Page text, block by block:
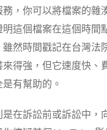
，你可以將檔案的雜
這個檔案在這個時間
然時間戳記在台灣法
得強，但它速度快、
有幫助的。
是在訴訟前或訴訟中，